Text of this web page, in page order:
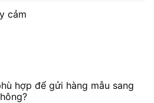
cảm
hợp để gửi hàng mẫu sang